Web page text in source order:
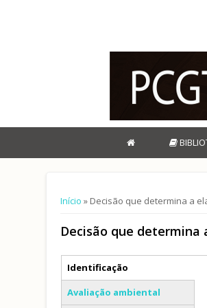
Está aqui
Início » Decisão que determina a
Decisão que determina
Separadores verticais
Identificação
(separador ativo)
Avaliação ambiental